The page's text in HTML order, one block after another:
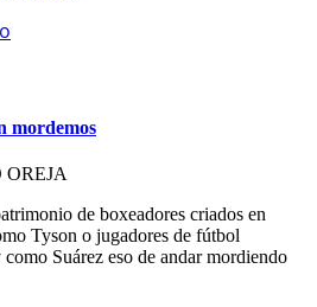
mordemos
de boxeadores criados en
Tyson o jugadores de fútbol
Suárez eso de andar mordiendo